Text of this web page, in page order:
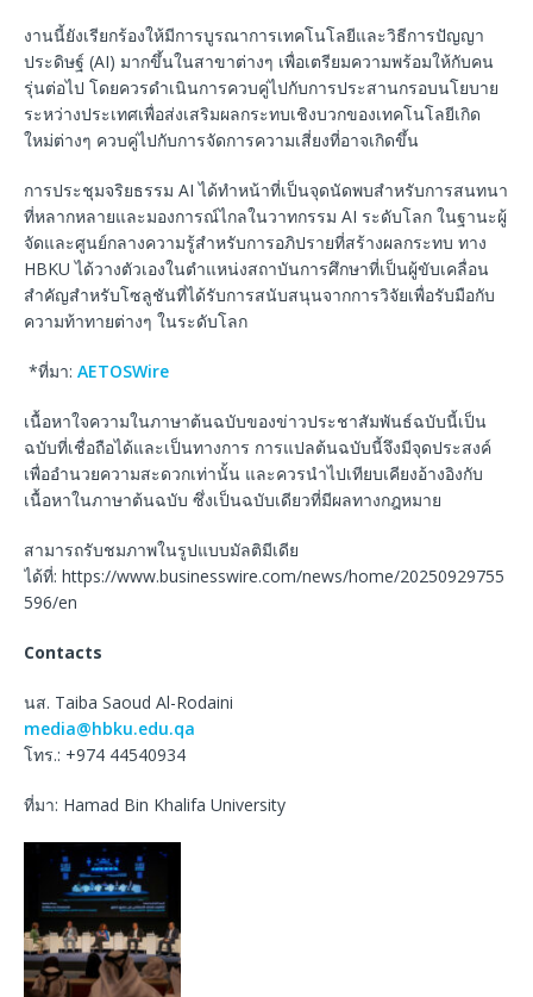
งานนี้ยังเรียกร้องให้มีการบูรณาการเทคโนโลยีและวิธีการปัญญา
ประดิษฐ์ (AI) มากขึ้นในสาขาต่างๆ เพื่อเตรียมความพร้อมให้กับคน
รุ่นต่อไป โดยควรดำเนินการควบคู่ไปกับการประสานกรอบนโยบาย
ระหว่างประเทศเพื่อส่งเสริมผลกระทบเชิงบวกของเทคโนโลยีเกิด
ใหม่ต่างๆ ควบคู่ไปกับการจัดการความเสี่ยงที่อาจเกิดขึ้น
การประชุมจริยธรรม AI ได้ทำหน้าที่เป็นจุดนัดพบสำหรับการสนทนา
ที่หลากหลายและมองการณ์ไกลในวาทกรรม AI ระดับโลก ในฐานะผู้
จัดและศูนย์กลางความรู้สำหรับการอภิปรายที่สร้างผลกระทบ ทาง
HBKU ได้วางตัวเองในตำแหน่งสถาบันการศึกษาที่เป็นผู้ขับเคลื่อน
สำคัญสำหรับโซลูชันที่ได้รับการสนับสนุนจากการวิจัยเพื่อรับมือกับ
ความท้าทายต่างๆ ในระดับโลก
*ที่มา: AETOSWire
เนื้อหาใจความในภาษาต้นฉบับของข่าวประชาสัมพันธ์ฉบับนี้เป็น
ฉบับที่เชื่อถือได้และเป็นทางการ การแปลต้นฉบับนี้จึงมีจุดประสงค์
เพื่ออำนวยความสะดวกเท่านั้น และควรนำไปเทียบเคียงอ้างอิงกับ
เนื้อหาในภาษาต้นฉบับ ซึ่งเป็นฉบับเดียวที่มีผลทางกฎหมาย
สามารถรับชมภาพในรูปแบบมัลติมีเดีย
ได้ที่: https://www.businesswire.com/news/home/20250929755
596/en
Contacts
นส. Taiba Saoud Al-Rodaini
media@hbku.edu.qa
โทร.: +974 44540934
ที่มา: Hamad Bin Khalifa University